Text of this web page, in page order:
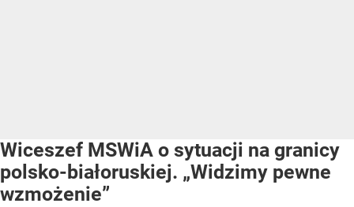
Wiceszef MSWiA o sytuacji na granicy
polsko-białoruskiej. „Widzimy pewne
wzmożenie”